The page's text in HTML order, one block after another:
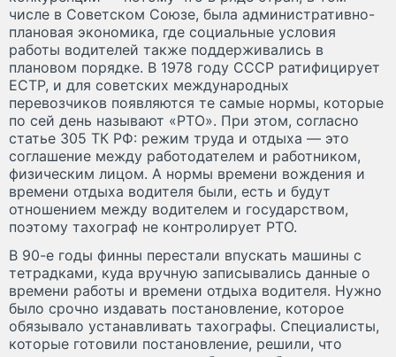
числе в Советском Союзе, была административно-
плановая экономика, где социальные условия
работы водителей также поддерживались в
плановом порядке. В 1978 году СССР ратифицирует
ЕСТР, и для советских международных
перевозчиков появляются те самые нормы, которые
по сей день называют «РТО». При этом, согласно
статье 305 ТК РФ: режим труда и отдыха — это
соглашение между работодателем и работником,
физическим лицом. А нормы времени вождения и
времени отдыха водителя были, есть и будут
отношением между водителем и государством,
поэтому тахограф не контролирует РТО.
В 90-е годы финны перестали впускать машины с
тетрадками, куда вручную записывались данные о
времени работы и времени отдыха водителя. Нужно
было срочно издавать постановление, которое
обязывало устанавливать тахографы. Специалисты,
которые готовили постановление, решили, что